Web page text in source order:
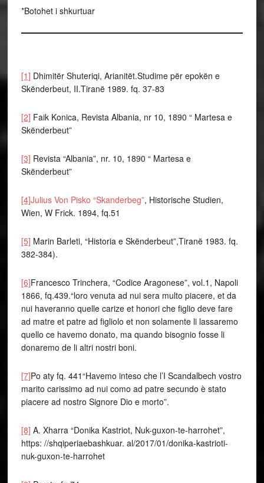
*Botohet i shkurtuar
[1] Dhimitër Shuteriqi, Arianitët.Studime për epokën e
Skënderbeut, II.Tiranë 1989. fq. 37-83
[2] Faik Konica, Revista Albania, nr 10, 1890 “ Martesa e
Skënderbeut”
[3] Revista “Albania”, nr. 10, 1890 “ Martesa e
Skënderbeut”
[4]Julius Von Pisko “Skanderbeg”, Historische Studien,
Wien, W Frick. 1894, fq.51
[5] Marin Barleti, “Historia e Skënderbeut”,Tiranë 1983. fq.
382-384).
[6]Francesco Trinchera, “Codice Aragonese”, vol.1, Napoli
1866, fq.439.“loro venuta ad nui sera multo piacere, et da
nui haveranno quelle carize et honori che figlio deve fare
ad matre et patre ad figliolo et non solamente li lassaremo
quello ce havemo donato, ma quando bisognio fosse li
donaremo de li altri nostri boni.
[7]Po aty fq. 441“Havemo inteso che l’I Scandalbech vostro
marito carissimo ad nui como ad patre secundo è stato
piacere ad nostro Signore Dio e morto”.
[8] A. Xharra “Donika Kastriot, Nuk-guxon-te-harrohet”,
https: //shqiperiaebashkuar. al/2017/01/donika-kastrioti-
nuk-guxon-te-harrohet